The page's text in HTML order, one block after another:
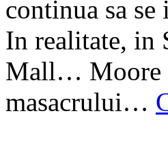
continua sa
In realitate, in
Mall… Moore
masacrului…